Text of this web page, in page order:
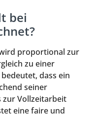
bei
proportional zur
zu einer
dass ein
seiner
zur Vollzeitarbeit
eine faire und